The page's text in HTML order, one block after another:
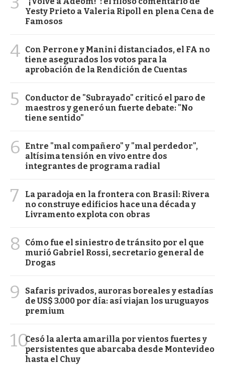
Yesty Prieto a Valeria Ripoll en plena Cena de
Famosos
4 Con Perrone y Manini distanciados, el FA no
tiene asegurados los votos para la
aprobación de la Rendición de Cuentas
5
Conductor de "Subrayado" criticó el paro de
maestros y generó un fuerte debate: "No
tiene sentido"
6
Entre "mal compañero" y "mal perdedor",
altísima tensión en vivo entre dos
integrantes de programa radial
7
La paradoja en la frontera con Brasil: Rivera
no construye edificios hace una década y
Livramento explota con obras
8
Cómo fue el siniestro de tránsito por el que
murió Gabriel Rossi, secretario general de
Drogas
9
Safaris privados, auroras boreales y estadías
de US$ 3.000 por día: así viajan los uruguayos
premium
10Cesó la alerta amarilla por vientos fuertes y
persistentes que abarcaba desde Montevideo
hasta el Chuy